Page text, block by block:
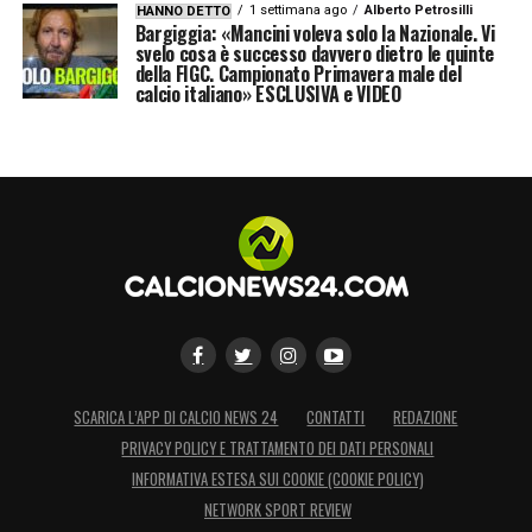
normalizzato. Qualcuno con più potere deve
fare qualcosa»
HANNO DETTO 1 settimana ago Alberto Petrosilli
Bargiggia: «Mancini voleva solo la Nazionale. Vi
svelo cosa è successo davvero dietro le quinte
della FIGC. Campionato Primavera male del
calcio italiano» ESCLUSIVA e VIDEO
SCARICA L’APP DI CALCIO NEWS 24 CONTATTI
REDAZIONE
PRIVACY POLICY E TRATTAMENTO DEI DATI PERSONALI
INFORMATIVA ESTESA SUI COOKIE (COOKIE POLICY)
NETWORK SPORT REVIEW